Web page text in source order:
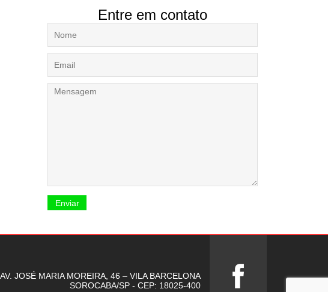
Entre em contato
AV. JOSÉ MARIA MOREIRA, 46 – VILA BARCELONA
SOROCABA/SP - CEP: 18025-400